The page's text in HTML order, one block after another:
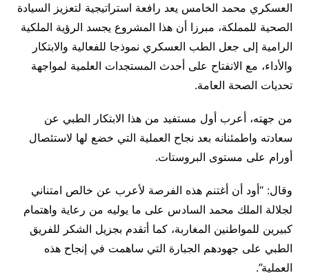
العسكري محمد الخامس يعد رافعة استراتيجية لتعزيز السيادة
الصحية للمملكة، مبرزا أن هذا المشروع يجسد الرؤية الملكية
الرامية إلى جعل الطب العسكري نموذجا للفعالية والابتكار
والأداء، مع الانفتاح على أحدث المستجدات العلمية لمواجهة
تحديات الصحة العامة.
من جهته، أعرب أول مستفيد من هذا الابتكار الطبي عن
سعادته واطمئنانه بعد نجاح العملية التي خضع لها لاستئصال
أورام على مستوى البروستات.
وقال: “أود أن أغتنم هذه الفرصة لأعرب عن خالص امتناني
لجلالة الملك محمد السادس على ما يوليه من رعاية واهتمام
كبيرين للمواطنين المغاربة، كما أتقدم بجزيل الشكر للفريق
الطبي على جهودهم الجبارة التي ساهمت في إنجاح هذه
العملية”.